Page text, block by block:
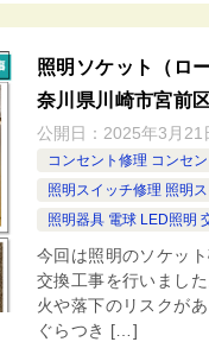
照明ソケット（ロ
奈川県川崎市宮前
公開日： 2025年3月21
コンセント修理 コンセ
照明スイッチ修理 照明
照明器具 電球 LED照明
今回は照明のソケッ
交換工事を行いまし
火や落下のリスクが
ぐらつき […]